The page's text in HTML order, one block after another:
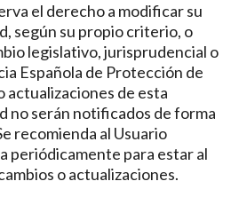
el derecho a modificar su
según su propio criterio, o
legislativo, jurisprudencial o
Española de Protección de
actualizaciones de esta
no serán notificados de forma
recomienda al Usuario
periódicamente para estar al
o actualizaciones.